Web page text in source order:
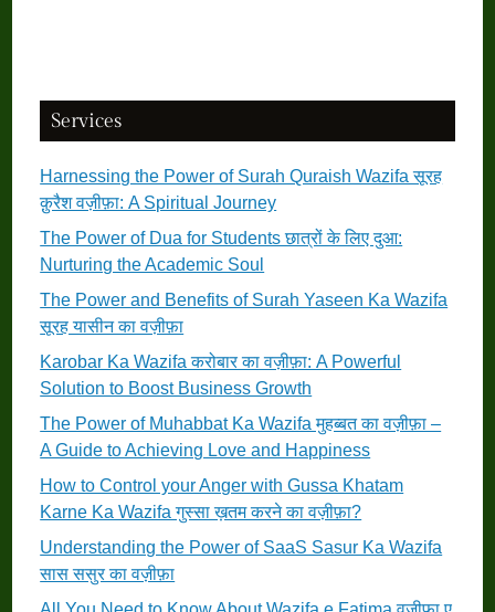
Services
Harnessing the Power of Surah Quraish Wazifa सूरह
क़ुरैश वज़ीफ़ा: A Spiritual Journey
The Power of Dua for Students छात्रों के लिए दुआ:
Nurturing the Academic Soul
The Power and Benefits of Surah Yaseen Ka Wazifa
सूरह यासीन का वज़ीफ़ा
Karobar Ka Wazifa करोबार का वज़ीफ़ा: A Powerful
Solution to Boost Business Growth
The Power of Muhabbat Ka Wazifa मुहब्बत का वज़ीफ़ा –
A Guide to Achieving Love and Happiness
How to Control your Anger with Gussa Khatam
Karne Ka Wazifa गुस्सा ख़तम करने का वज़ीफ़ा?
Understanding the Power of SaaS Sasur Ka Wazifa
सास ससुर का वज़ीफ़ा